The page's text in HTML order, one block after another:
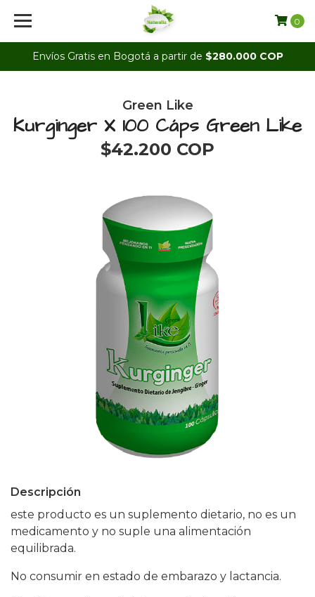
Envíos Gratis en Bogotá a partir de $280.000 COP
0
Green Like
Kurginger X 100 Cáps Green Like
$42.200 COP
Descripción
este producto es un suplemento dietario, no es un
medicamento y no suple una alimentación
equilibrada.
No consumir en estado de embarazo y lactancia.